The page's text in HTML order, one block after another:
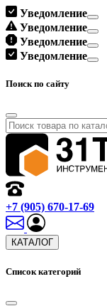
Уведомление
Уведомление
Уведомление
Уведомление
Поиск по сайту
+7 (905) 670-17-69
КАТАЛОГ
Список категорий